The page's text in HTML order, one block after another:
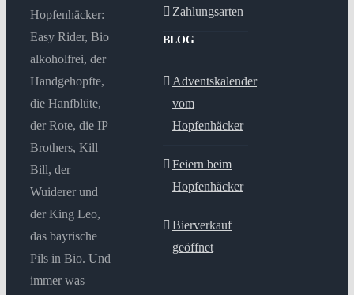
Hopfenhäcker:
Easy Rider, Bio
alkoholfrei, der
Handgehopfte,
die Hanfblüte,
der Rote, die IP
Brothers, Kill
Bill, der
Wuiderer und
der King Leo,
das bayrische
Pils in Bio. Und
immer was
Zahlungsarten
BLOG
Adventskalender
vom
Hopfenhäcker
Feiern beim
Hopfenhäcker
Bierverkauf
geöffnet